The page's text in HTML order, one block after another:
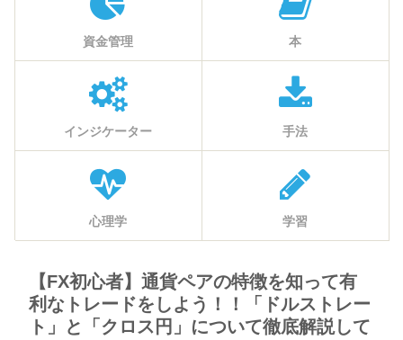
資金管理 本
インジケーター 手法
心理学 学習
【FX初心者】通貨ペアの特徴を知って有
利なトレードをしよう！！「ドルストレー
ト」と「クロス円」について徹底解説して